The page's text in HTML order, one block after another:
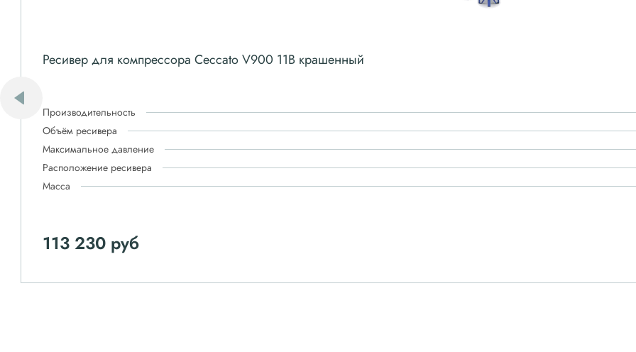
Ресивер для компрессора Ceccato V900 11B крашенный
Производительность
Объём ресивера
Максимальное давление
Расположение ресивера
Масса
113 230 руб